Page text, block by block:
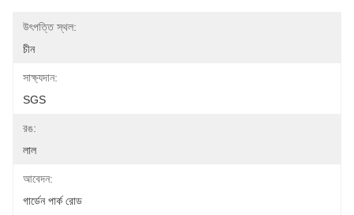
উৎপত্তি স্থল:
চীন
সাক্ষ্যদান:
SGS
রঙ:
লাল
আবেদন:
গার্ডেন পার্ক রোড